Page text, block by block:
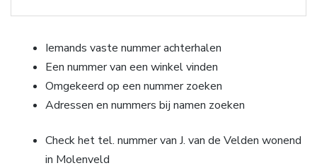
Iemands vaste nummer achterhalen
Een nummer van een winkel vinden
Omgekeerd op een nummer zoeken
Adressen en nummers bij namen zoeken
Check het tel. nummer van J. van de Velden wonend
in Molenveld